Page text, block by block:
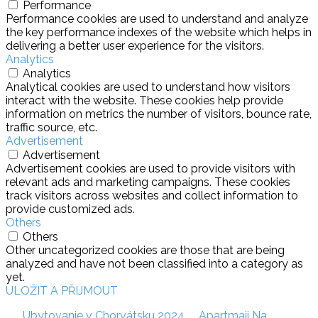
Performance
Performance cookies are used to understand and analyze
the key performance indexes of the website which helps in
delivering a better user experience for the visitors.
Analytics
Analytics
Analytical cookies are used to understand how visitors
interact with the website. These cookies help provide
information on metrics the number of visitors, bounce rate,
traffic source, etc.
Advertisement
Advertisement
Advertisement cookies are used to provide visitors with
relevant ads and marketing campaigns. These cookies
track visitors across websites and collect information to
provide customized ads.
Others
Others
Other uncategorized cookies are those that are being
analyzed and have not been classified into a category as
yet.
ULOŽIT A PŘIJMOUT
Ubytovanie v Chorvátsku 2024
Apartmaji Na